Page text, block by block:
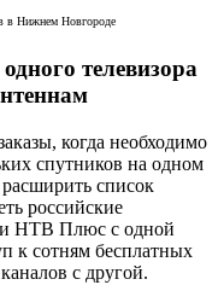
телевизора
когда необходимо
спутников на одном
список
российские
НТВ Плюс с одной
к сотням бесплатных
с другой.